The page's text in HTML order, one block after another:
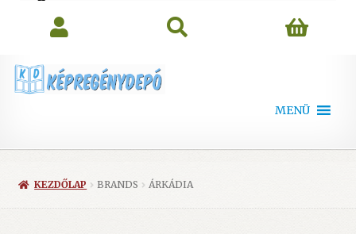
MENÜ
KEZDŐLAP BRANDS ÁRKÁDIA